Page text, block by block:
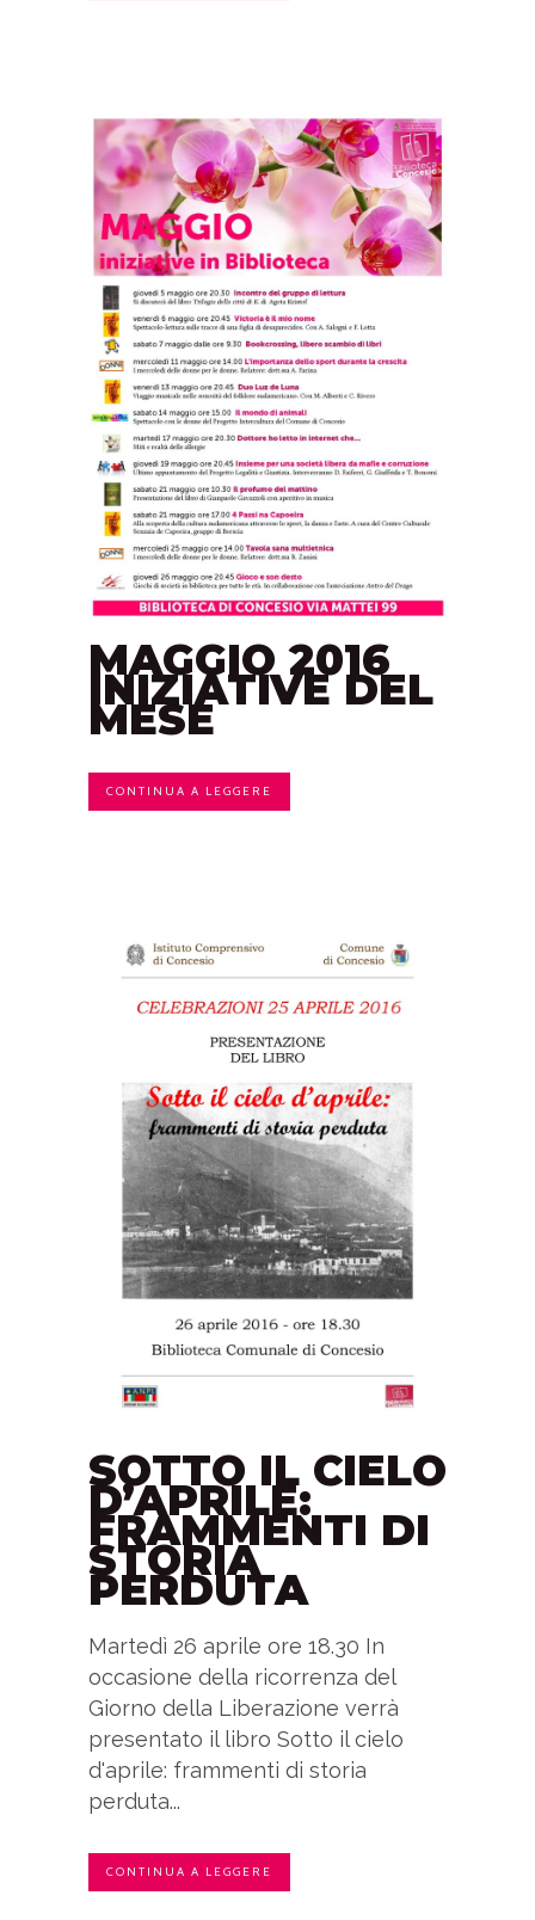
MAGGIO 2016
INIZIATIVE DEL
MESE
CONTINUA A LEGGERE
SOTTO IL CIELO
D’APRILE:
FRAMMENTI DI
STORIA
PERDUTA
Martedì 26 aprile ore 18.30 In
occasione della ricorrenza del
Giorno della Liberazione verrà
presentato il libro Sotto il cielo
d'aprile: frammenti di storia
perduta...
CONTINUA A LEGGERE